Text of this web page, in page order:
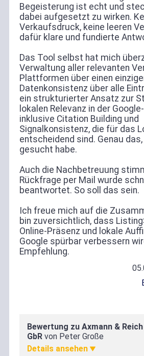
Begeisterung ist echt und
dabei aufgesetzt zu wirken.
Verkaufsdruck, keine leeren
dafür klare und fundierte
Das Tool selbst hat mich
Verwaltung aller relevanten
Plattformen über einen
Datenkonsistenz über alle
ein strukturierter Ansatz zur
lokalen Relevanz in der
inklusive Citation Building und
Signalkonsistenz, die für das
entscheidend sind. Genau
gesucht habe.
Auch die Nachbetreuung
Rückfrage per Mail wurde
beantwortet. So soll das sein.
Ich freue mich auf die
bin zuversichtlich, dass
Online-Präsenz und lokale
Google spürbar verbessern
Empfehlung.
Zufriedenheit
Bewertung zu Axmann &
GbRvon Peter Große